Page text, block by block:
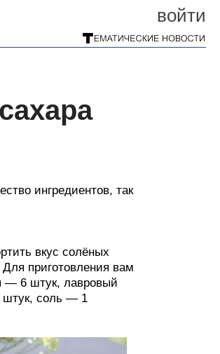
войти
ингредиентов, так
вкус солёных
Для приготовления вам
— 6 штук, лавровый
штук, соль — 1